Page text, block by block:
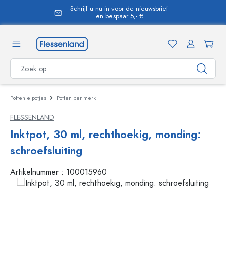
Schrijf u nu in voor de nieuwsbrief
en bespaar 5,- €
Potten e potjes Potten per merk
FLESSENLAND
Inktpot, 30 ml, rechthoekig, monding:
schroefsluiting
Artikelnummer : 100015960